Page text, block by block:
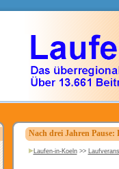
Nach drei Jahren Pause:
Laufen-in-Koeln>>